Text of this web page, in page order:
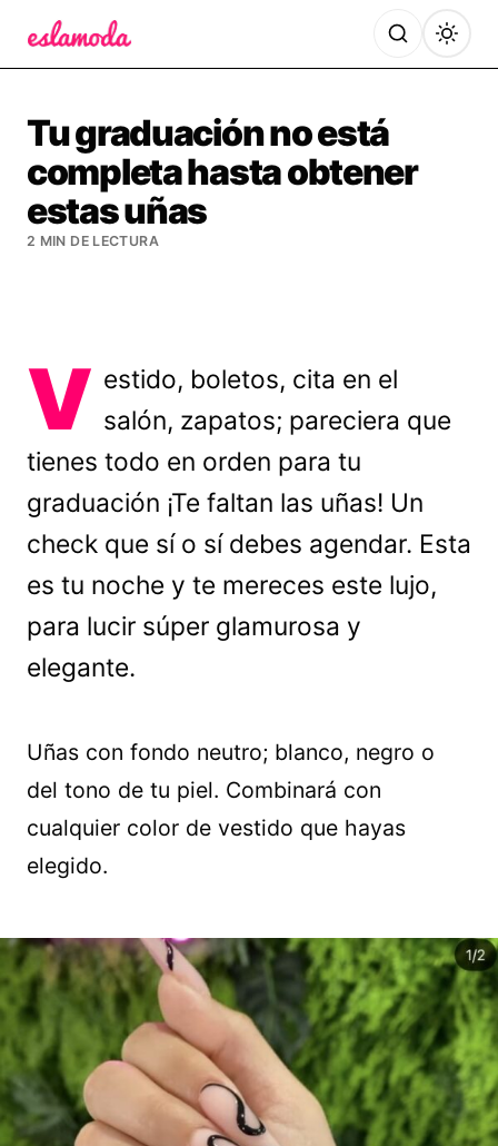
Tu graduación no está
completa hasta obtener
estas uñas
2 MIN DE LECTURA
V estido, boletos, cita en el
salón, zapatos; pareciera que
tienes todo en orden para tu
graduación ¡Te faltan las uñas! Un
check que sí o sí debes agendar. Esta
es tu noche y te mereces este lujo,
para lucir súper glamurosa y
elegante.
Uñas con fondo neutro; blanco, negro o
del tono de tu piel. Combinará con
cualquier color de vestido que hayas
elegido.